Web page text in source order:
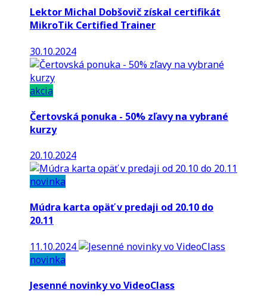
Lektor Michal Dobšovič získal certifikát
MikroTik Certified Trainer
30.10.2024
akcia
Čertovská ponuka - 50% zľavy na vybrané
kurzy
20.10.2024
novinka
Múdra karta opäť v predaji od 20.10 do
20.11
11.10.2024
novinka
Jesenné novinky vo VideoClass